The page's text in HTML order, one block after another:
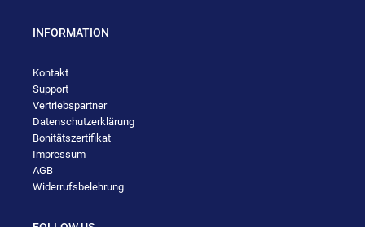
INFORMATION
Kontakt
Support
Vertriebspartner
Datenschutzerklärung
Bonitätszertifikat
Impressum
AGB
Widerrufsbelehrung